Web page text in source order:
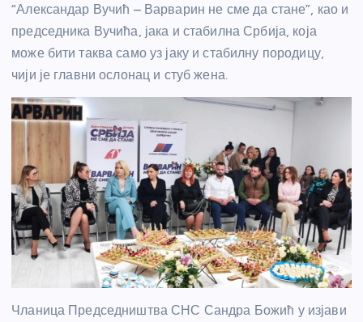
“Александар Вучић – Варварин не сме да стане”, као и
председника Вучића, јака и стабилна Србија, која
може бити таква само уз јаку и стабилну породицу,
чији је главни ослонац и стуб жена.
Чланица Председништва СНС Сандра Божић у изјави